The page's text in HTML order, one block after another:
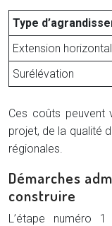
Type
Extension
Surélévation
Ces coûts peuvent
projet, de la qualité
régionales.
Démarches
construire
L’étape numéro